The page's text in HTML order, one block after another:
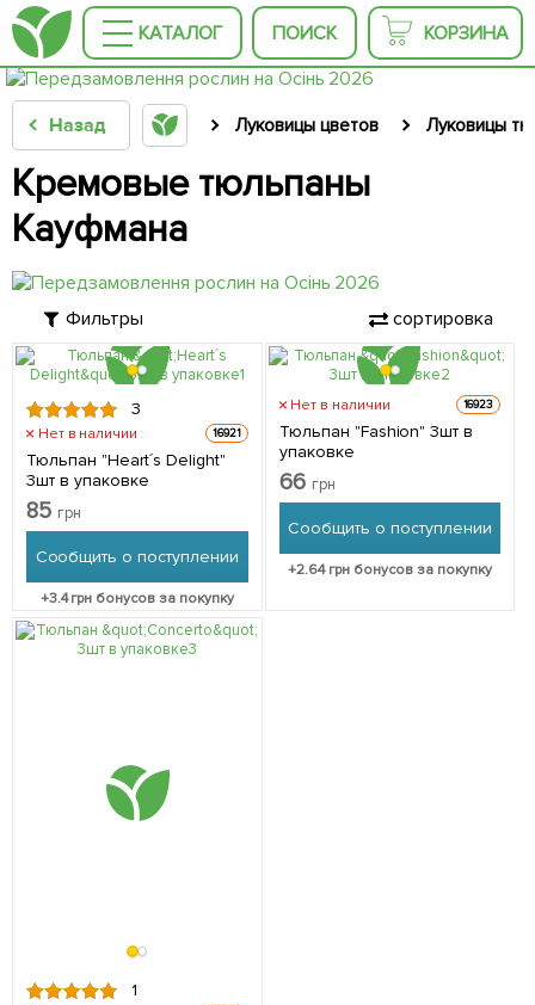
КАТАЛОГ ПОИСК КОРЗИНА
Назад Луковицы цветов Луковицы
Кремовые тюльпаны
Кауфмана
Фильтры сортировка
3
Нет в наличии 16921
Тюльпан "Heart´s Delight"
3шт в упаковке
85 грн
Сообщить о поступлении
+3.4грн бонусов за покупку
Нет в наличии 16923
Тюльпан "Fashion" 3шт в
упаковке
66 грн
Сообщить о поступлении
+2.64грн бонусов за покупку
1